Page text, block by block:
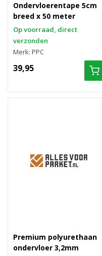
Ondervloerentape 5cm
breed x 50 meter
Op voorraad, direct
verzonden
Merk: PPC
39,95
Premium polyurethaan
ondervloer 3,2mm